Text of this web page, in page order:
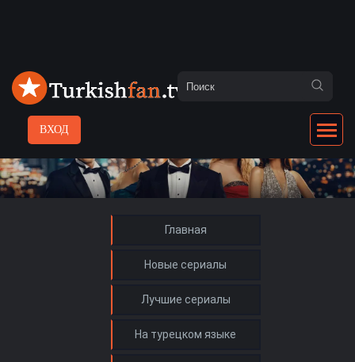
ВХОД
Главная
Новые сериалы
Лучшие сериалы
На турецком языке